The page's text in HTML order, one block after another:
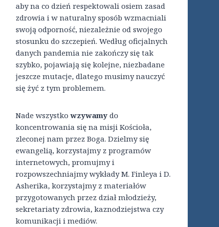
aby na co dzień respektowali osiem zasad
zdrowia i w naturalny sposób wzmacniali
swoją odporność, niezależnie od swojego
stosunku do szczepień. Według oficjalnych
danych pandemia nie zakończy się tak
szybko, pojawiają się kolejne, niezbadane
jeszcze mutacje, dlatego musimy nauczyć
się żyć z tym problemem.
Nade wszystko wzywamy do
koncentrowania się na misji Kościoła,
zleconej nam przez Boga. Dzielmy się
ewangelią, korzystajmy z programów
internetowych, promujmy i
rozpowszechniajmy wykłady M. Finleya i D.
Asherika, korzystajmy z materiałów
przygotowanych przez dział młodzieży,
sekretariaty zdrowia, kaznodziejstwa czy
komunikacji i mediów.